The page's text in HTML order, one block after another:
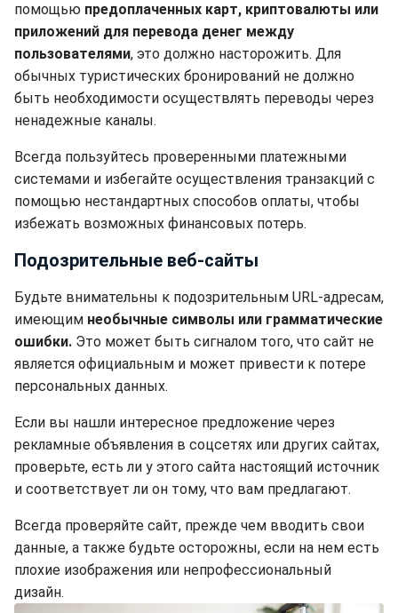
помощью предоплаченных карт, криптовалюты или
приложений для перевода денег между
пользователями, это должно насторожить. Для
обычных туристических бронирований не должно
быть необходимости осуществлять переводы через
ненадежные каналы.
Всегда пользуйтесь проверенными платежными
системами и избегайте осуществления транзакций с
помощью нестандартных способов оплаты, чтобы
избежать возможных финансовых потерь.
Подозрительные веб-сайты
Будьте внимательны к подозрительным URL-адресам,
имеющим необычные символы или грамматические
ошибки. Это может быть сигналом того, что сайт не
является официальным и может привести к потере
персональных данных.
Если вы нашли интересное предложение через
рекламные объявления в соцсетях или других сайтах,
проверьте, есть ли у этого сайта настоящий источник
и соответствует ли он тому, что вам предлагают.
Всегда проверяйте сайт, прежде чем вводить свои
данные, а также будьте осторожны, если на нем есть
плохие изображения или непрофессиональный
дизайн.